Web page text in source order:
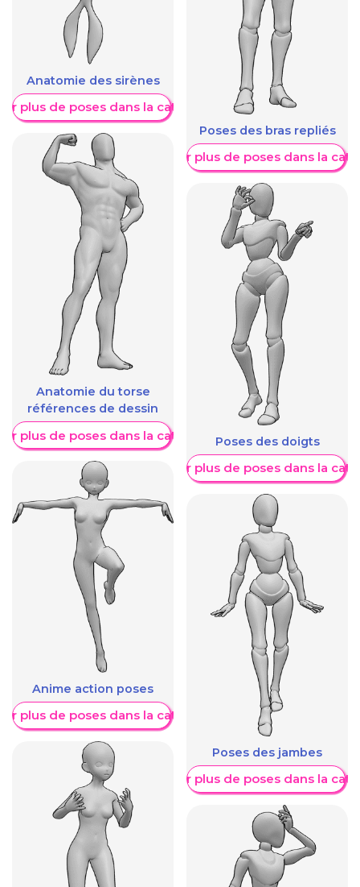
Anatomie des sirènes
plus de poses dans la catégorie
Anatomie du torse
références de dessin
plus de poses dans la catégorie
Anime action poses
plus de poses dans la catégorie
Poses des bras repliés
Afficher plus de poses dans la
Poses des doigts
Afficher plus de poses dans la
Poses des jambes
Afficher plus de poses dans la